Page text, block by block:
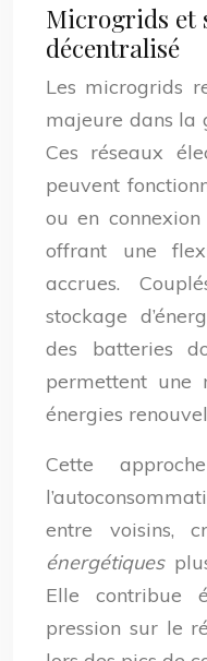
Microgrids et
décentralisé
Les microgrids
majeure dans la
Ces réseaux
peuvent
ou en
offrant une
accrues.
stockage
des batteries
permettent une
énergies
Cette
entre voisins,
énergétiques
Elle contribue
pression sur le